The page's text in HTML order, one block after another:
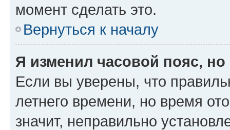
момент сделать это.
Вернуться к началу
Я изменил часовой пояс,
Если вы уверены, что
летнего времени, но время
значит, неправильно